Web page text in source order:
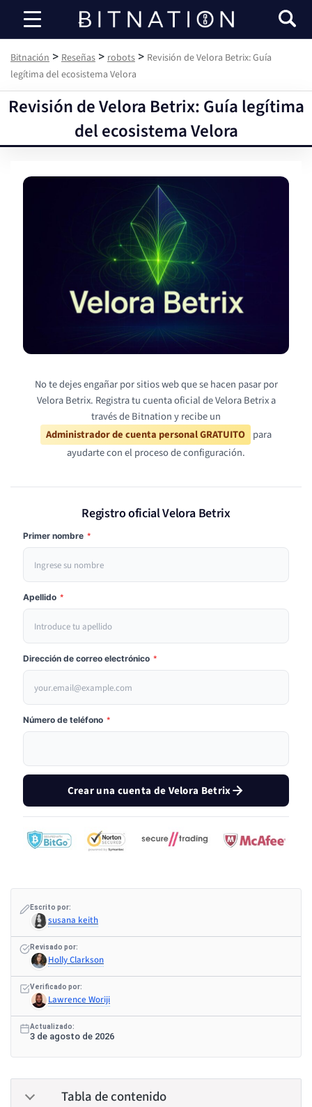
Bitnación
Bitnación > Reseñas > robots > Revisión de Velora Betrix: Guía
legítima del ecosistema Velora
Revisión de Velora Betrix: Guía legítima
del ecosistema Velora
No te dejes engañar por sitios web que se hacen pasar por
Velora Betrix. Registra tu cuenta oficial de Velora Betrix a
través de Bitnation y recibe un
Administrador de cuenta personal GRATUITO para
ayudarte con el proceso de configuración.
Registro oficial Velora Betrix
Primer nombre *
Apellido *
Dirección de correo electrónico *
Número de teléfono *
Crear una cuenta de Velora Betrix
Escrito por:
susana keith
Revisado por:
Holly Clarkson
Verificado por:
Lawrence Woriji
Actualizado:
3 de agosto de 2026
Tabla de contenido